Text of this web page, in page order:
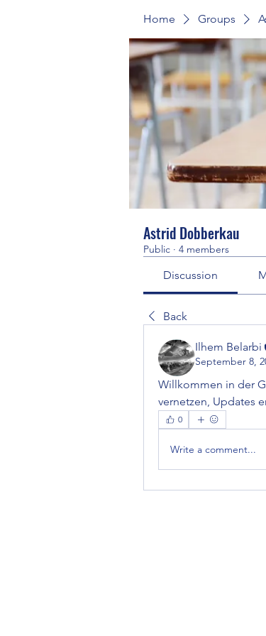
Home Groups
Astrid Dobberkau
Public · 4 members
Discussion
Back
Ilhem Belarbi
September 8,
Willkommen in der
vernetzen, Updates
0
Write a comment...